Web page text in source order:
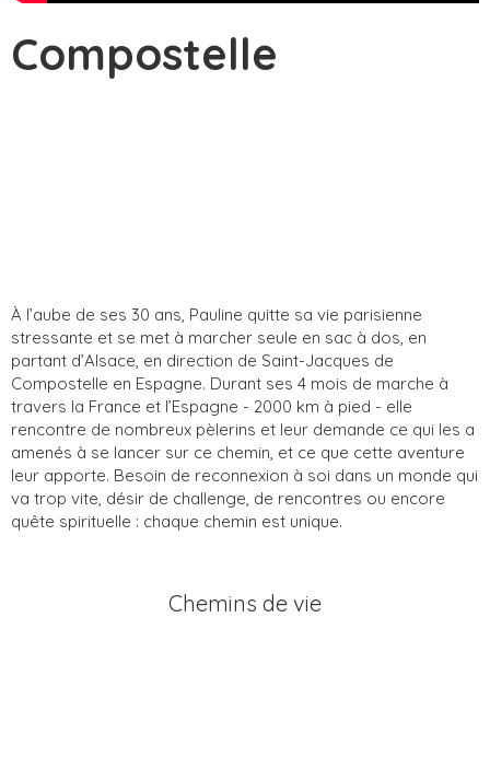
Compostelle
Chemins de vie
À l’aube de ses 30 ans, Pauline quitte sa vie parisienne
stressante et se met à marcher seule en sac à dos, en
partant d’Alsace, en direction de Saint-Jacques de
Compostelle en Espagne. Durant ses 4 mois de marche à
travers la France et l’Espagne - 2000 km à pied - elle
rencontre de nombreux pèlerins et leur demande ce qui les a
amenés à se lancer sur ce chemin, et ce que cette aventure
leur apporte. Besoin de reconnexion à soi dans un monde qui
va trop vite, désir de challenge, de rencontres ou encore
quête spirituelle : chaque chemin est unique.